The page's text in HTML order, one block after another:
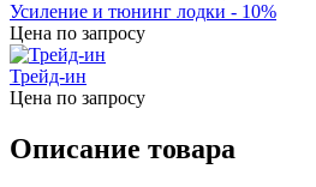
Усиление и тюнинг лодки - 10%
Цена по запросу
Трейд-ин
Цена по запросу
Описание товара